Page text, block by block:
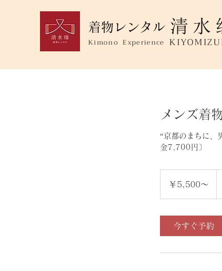
着物レンタル
Kimono Experience
メンズ着
“京都のまちに、
金7,700円〕
￥5,500～
今すぐ予約